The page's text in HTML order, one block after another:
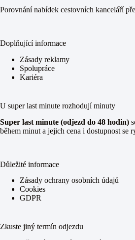
Porovnání nabídek cestovních kanceláří
Doplňující informace
Zásady reklamy
Spolupráce
Kariéra
U super last minute rozhodují minuty
Super last minute (odjezd do 48 hodin)
během minut a jejich cena i dostupnost se
Důležité informace
Zásady ochrany osobních údajů
Cookies
GDPR
Zkuste jiný termín odjezdu